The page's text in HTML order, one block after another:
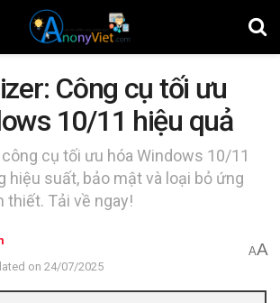
Công cụ tối ưu
10/11 hiệu quả
cụ tối ưu hóa Windows 10/11
hiệu suất, bảo mật và loại bỏ ứng
thiết. Tải về ngay!
on 24/07/2025
AA